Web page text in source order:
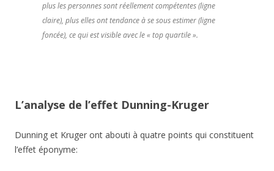
plus les personnes sont réellement compétentes (ligne
claire), plus elles ont tendance à se sous estimer (ligne
foncée), ce qui est visible avec le « top quartile ».
L’analyse de l’effet Dunning-Kruger
Dunning et Kruger ont abouti à quatre points qui constituent
l’effet éponyme: